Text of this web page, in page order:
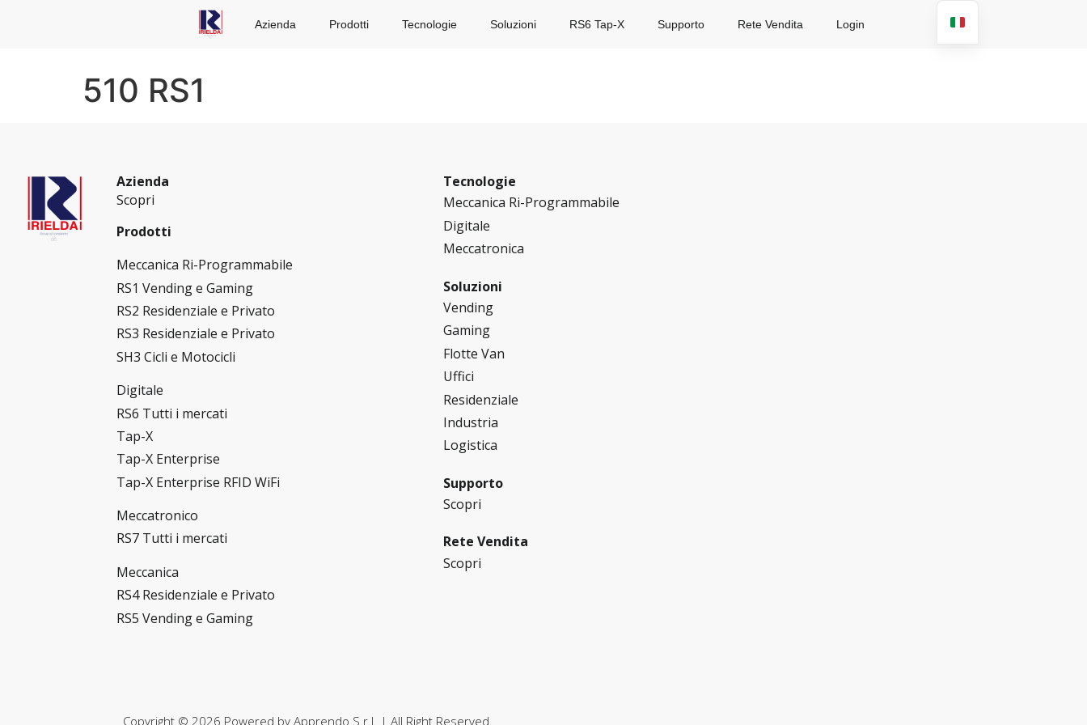
Azienda Prodotti Tecnologie Soluzioni RS6 Tap-X Supporto Rete Vendita Login
510 RS1
Azienda
Scopri
Prodotti
Meccanica Ri-Programmabile
RS1 Vending e Gaming
RS2 Residenziale e Privato
RS3 Residenziale e Privato
SH3 Cicli e Motocicli
Digitale
RS6 Tutti i mercati
Tap-X
Tap-X Enterprise
Tap-X Enterprise RFID WiFi
Meccatronico
RS7 Tutti i mercati
Meccanica
RS4 Residenziale e Privato
RS5 Vending e Gaming
Tecnologie
Meccanica Ri-Programmabile
Digitale
Meccatronica
Soluzioni
Vending
Gaming
Flotte Van
Uffici
Residenziale
Industria
Logistica
Supporto
Scopri
Rete Vendita
Scopri
Copyright © 2026 Powered byApprendo S.r.l. | All Right Reserved.